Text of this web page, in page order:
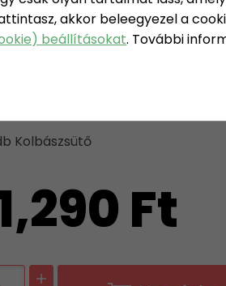
akkor beleegyezel a
beállításokat. További
Kolbászsütő
Ft